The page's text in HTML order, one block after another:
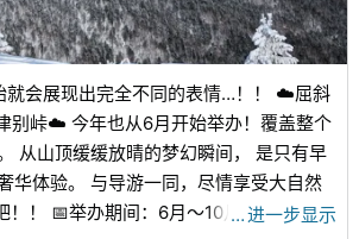
展现出完全不同的表情…！！ ☁️屈斜
别峠☁️ 今年也从6月开始举办！覆盖整个
华体验。 与导游一同，尽情享受大自然
🚐酒店出发
…进一步显示